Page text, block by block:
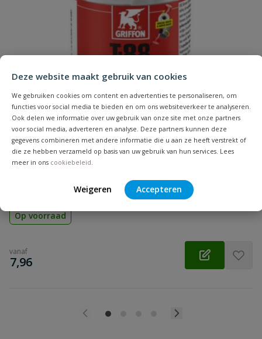
Deze website maakt gebruik van cookies
We gebruiken cookies om content en advertenties te personaliseren, om
functies voor social media te bieden en om ons websiteverkeer te analyseren.
Ook delen we informatie over uw gebruik van onze site met onze partners
voor social media, adverteren en analyse. Deze partners kunnen deze
gegevens combineren met andere informatie die u aan ze heeft verstrekt of
die ze hebben verzameld op basis van uw gebruik van hun services. Lees
meer in ons cookiebeleid
Weigeren Accepteren
Beoordeling
Beoordeling versturen
PVC lijm Griffon T-88
Inhoud: 100 t/m 5000 ml | Druk: max. 16 bar | Voor het
verlijmen van PVC buizen, moffen en fittingen | Diameter: tot
160 mm | Keurmerk: KIWA, KOMO & ACS
Op voorraad
vanaf
€
7,96